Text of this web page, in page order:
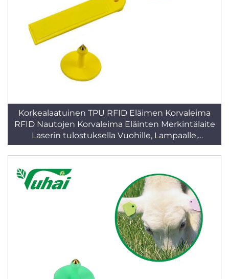
Korkealaatuinen TPU RFID Eläimen Korvaleima
RFID Nautojen Korvaleima Eläinten Merkintälaite
Laserin tulostuksella Vuohille, Lampaalle,
Lehmälle